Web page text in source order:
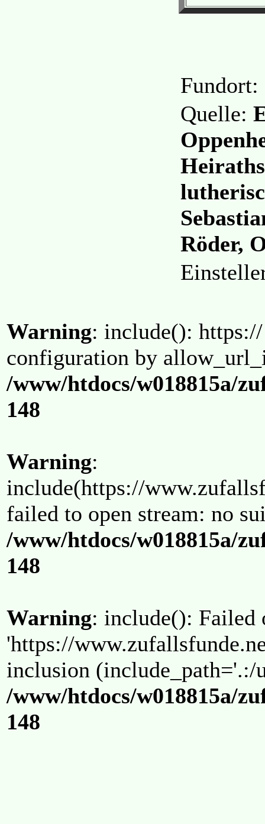
Fundort:
Quelle:
Röder,
Warning: include():
configuration by
/www/htdocs/w018815a/
148
Warning:
include(https://
failed to open stream: no
/www/htdocs/w018815a/
148
Warning: include(): Failed
'https://
inclusion (include_path='.:/
/www/htdocs/w018815a/
148